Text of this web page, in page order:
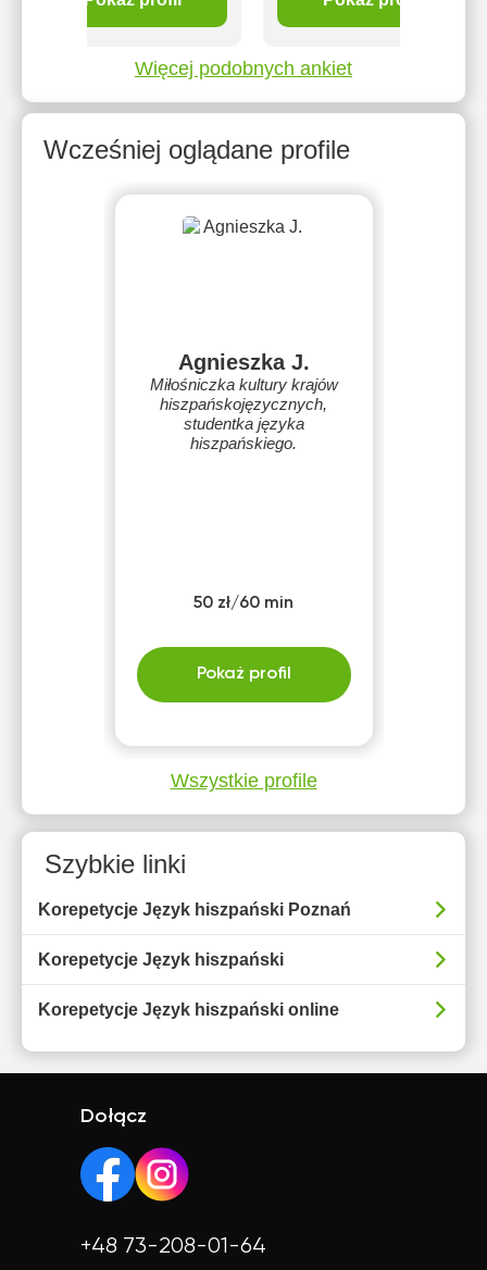
Więcej podobnych ankiet
Wcześniej oglądane profile
Agnieszka J.
Miłośniczka kultury krajów
hiszpańskojęzycznych,
studentka języka
hiszpańskiego.
50 zł/60 min
Pokaż profil
Wszystkie profile
Szybkie linki
Korepetycje Język hiszpański Poznań
Korepetycje Język hiszpański
Korepetycje Język hiszpański online
Dołącz
+48 73-208-01-64